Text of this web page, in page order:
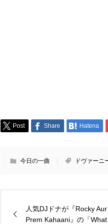
Post Share Hatena
今日の一曲 ドヴァーニ
人気DJドナが『Rocky
Prem Kahaani』の「What